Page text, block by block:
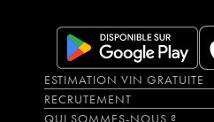
ESTIMATION VIN GRATUITE
RECRUTEMENT
QUI SOMMES-NOUS ?